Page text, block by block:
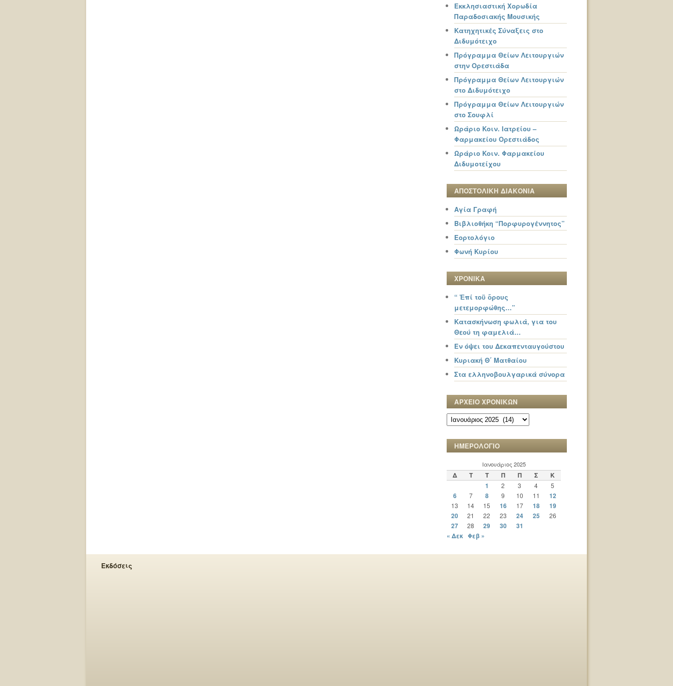
Εκκλησιαστική Χορωδία
Παραδοσιακής Μουσικής
Κατηχητικές Σύναξεις στο
Διδυμότειχο
Πρόγραμμα Θείων Λειτουργιών
στην Ορεστιάδα
Πρόγραμμα Θείων Λειτουργιών
στο Διδυμότειχο
Πρόγραμμα Θείων Λειτουργιών
στο Σουφλί
Ωράριο Κοιν. Ιατρείου –
Φαρμακείου Ορεστιάδος
Ωράριο Κοιν. Φαρμακείου
Διδυμοτείχου
ΑΠΟΣΤΟΛΙΚΗ ΔΙΑΚΟΝΙΑ
Αγία Γραφή
Βιβλιοθήκη “Πορφυρογέννητος”
Εορτολόγιο
Φωνή Κυρίου
ΧΡΟΝΙΚΑ
“ Ἐπί τοῦ ὄρους
μετεμορφώθης…”
Κατασκήνωση φωλιά, για του
Θεού τη φαμελιά…
Εν όψει του Δεκαπενταυγούστου
Κυριακή Θ΄ Ματθαίου
Στα ελληνοβουλγαρικά σύνορα
ΑΡΧΕΙΟ ΧΡΟΝΙΚΩΝ
ΑΡΧΕΙΟ
ΧΡΟΝΙΚΩΝ
ΗΜΕΡΟΛΟΓΙΟ
Ιανουάριος 2025
Δ Τ Τ Π Π Σ
Κ
1
2 3 4 5
6 7 8 9 10 11 12
13 14 15 16 17 18
19
20
21 22 23 24 25 26
27 28 29 30
31
« Δεκ Φεβ »
Εκδόσεις